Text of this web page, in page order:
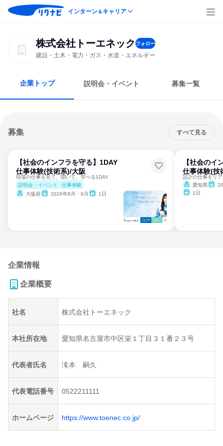
インターン＆キャリア
株式会社トーエネックフォロー
建設・土木・電力・ガス・水道・エネルギー
企業トップ 説明会・イベント 募集一覧
募集 すべて見る
【社会のインフラを守る】1DAY
仕事体験(技術系)/大阪
現場の仕事を見て、聞いて、学べる1DAY
説明会・イベント
仕事体験
大阪府
2026年8月・9月 1日
【社会のイ
仕事体験(技
愛知県
1日
企業情報
企業概要
社名 株式会社トーエネック
本社所在地 愛知県名古屋市中区栄１丁目３１番２３号
代表者氏名 滝本 嗣久
代表電話番号 0522211111
ホームページ https://www.toenec.co.jp/